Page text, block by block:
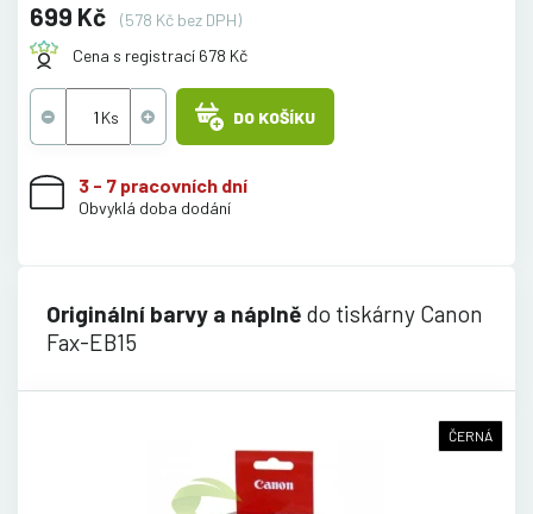
699 Kč
(578 Kč bez DPH)
Cena s registrací 678 Kč
DO KOŠÍKU
3 - 7 pracovních dní
Obvyklá doba dodání
Originální barvy a náplně do tiskárny Canon
Fax-EB15
ČERNÁ